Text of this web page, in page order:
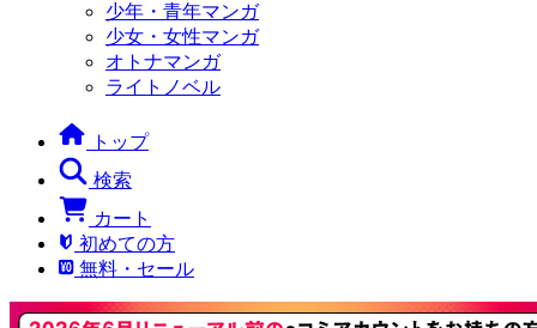
少年・青年マンガ
少女・女性マンガ
オトナマンガ
ライトノベル
トップ
検索
カート
初めての方
無料・セール